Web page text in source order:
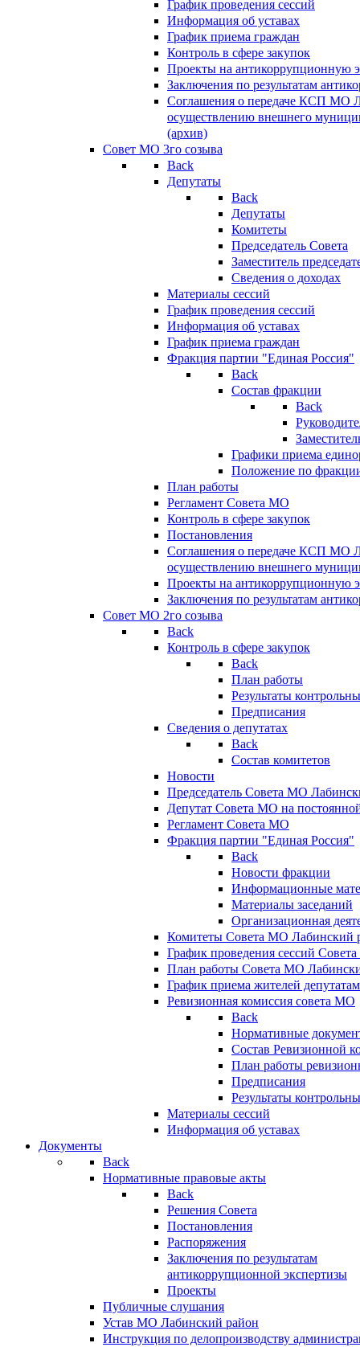
График проведения сессий
Информация об уставах
График приема граждан
Контроль в сфере закупок
Проекты на антикоррупционную
Заключения по результатам
Соглашения о передаче КСП МО
осуществлению внешнего
(архив)
Совет МО 3го созыва
Back
Депутаты
Back
Депутаты
Комитеты
Председатель Совета
Заместитель
Сведения о доходах
Материалы сессий
График проведения сессий
Информация об уставах
График приема граждан
Фракция партии "Единая Россия"
Back
Состав фракции
Back
Графики приема
Положение по
План работы
Регламент Совета МО
Контроль в сфере закупок
Постановления
Соглашения о передаче КСП МО
осуществлению внешнего
Проекты на антикоррупционную
Заключения по результатам
Совет МО 2го созыва
Back
Контроль в сфере закупок
Back
План работы
Результаты
Предписания
Сведения о депутатах
Back
Состав комитетов
Новости
Председатель Совета МО
Депутат Совета МО на
Регламент Совета МО
Фракция партии "Единая Россия"
Back
Новости фракции
Информационные
Материалы заседаний
Организационная
Комитеты Совета МО Лабинский
График проведения сессий
План работы Совета МО
График приема жителей
Ревизионная комиссия совета МО
Back
Нормативные
Состав Ревизионной
План работы
Предписания
Результаты
Материалы сессий
Информация об уставах
Документы
Back
Нормативные правовые акты
Back
Решения Совета
Постановления
Распоряжения
Заключения по результатам
антикоррупционной экспертизы
Проекты
Публичные слушания
Устав МО Лабинский район
Инструкция по делопроизводству